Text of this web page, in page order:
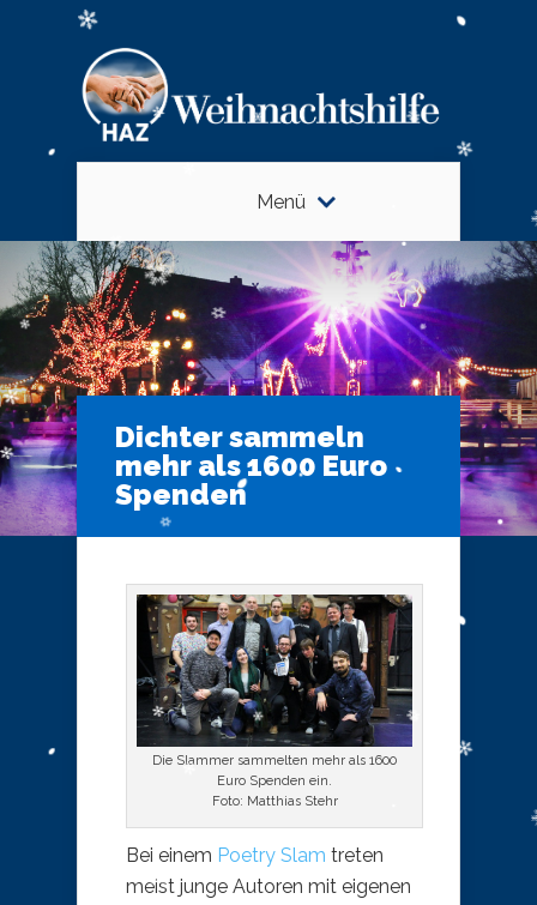
Menü
Dichter sammeln
mehr als 1600 Euro
Spenden
Die Slammer sammelten mehr als 1600
Euro Spenden ein.
Foto: Matthias Stehr
Bei einem Poetry Slam treten
meist junge Autoren mit eigenen